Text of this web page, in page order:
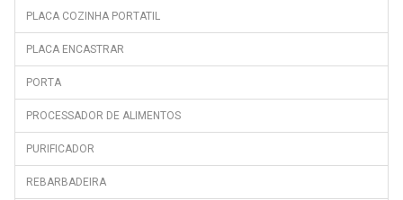
PLACA COZINHA PORTATIL
PLACA ENCASTRAR
PORTA
PROCESSADOR DE ALIMENTOS
PURIFICADOR
REBARBADEIRA